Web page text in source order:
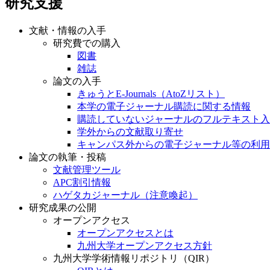
研究支援
文献・情報の入手
研究費での購入
図書
雑誌
論文の入手
きゅうとE-Journals（AtoZリスト）
本学の電子ジャーナル購読に関する情報
購読していないジャーナルのフルテキスト
学外からの文献取り寄せ
キャンパス外からの電子ジャーナル等の利用
論文の執筆・投稿
文献管理ツール
APC割引情報
ハゲタカジャーナル（注意喚起）
研究成果の公開
オープンアクセス
オープンアクセスとは
九州大学オープンアクセス方針
九州大学学術情報リポジトリ（QIR）